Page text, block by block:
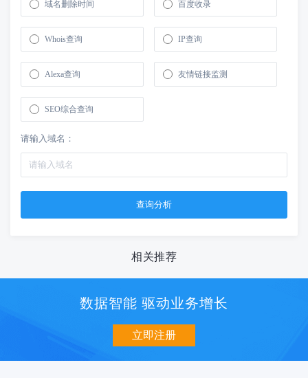
域名删除时间 百度收录
Whois查询 IP查询
Alexa查询 友情链接监测
SEO综合查询
请输入域名：
相关推荐
数据智能 驱动业务增长
立即注册